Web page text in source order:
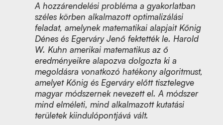
A hozzárendelési probléma a gyakorlatban
széles körben alkalmazott optimalizálási
feladat, amelynek matematikai alapjait Kőnig
Dénes és Egerváry Jenő fektették le. Harold
W. Kuhn amerikai matematikus az ő
eredményeikre alapozva dolgozta ki a
megoldásra vonatkozó hatékony algoritmust,
amelyet Kőnig és Egerváry előtt tisztelegve
magyar módszernek nevezett el. A módszer
mind elméleti, mind alkalmazott kutatási
területek kiindulópontjává vált.